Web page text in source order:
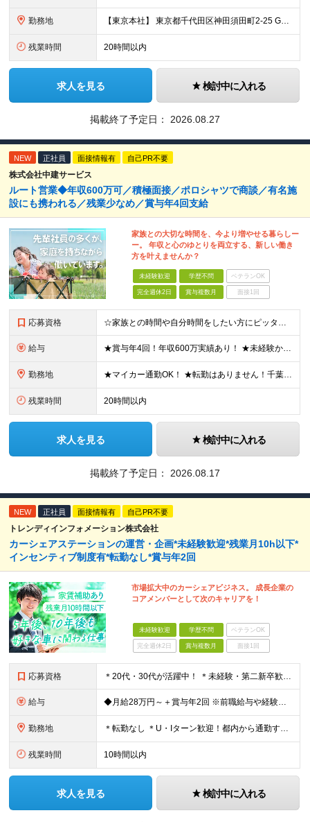
勤務地 【東京本社】 東京都千代田区神田須田町2-25 GYB秋葉原11F ※変更の範囲：上記を除く当社関連勤務地（東京都千代田区及び大阪営業所）
残業時間 20時間以内
求人を見る 検討中に入れる
掲載終了予定日： 2026.08.27
NEW 正社員 面接情報有 自己PR不要
株式会社中建サービス
ルート営業◆年収600万可／積極面接／ポロシャツで商談／有名施
設にも携われる／残業少なめ／賞与年4回支給
家族との大切な時間を、今より増やせる暮らしー
ー。 年収と心のゆとりを両立する、新しい働き
方を叶えませんか？
未経験歓迎 学歴不問 ベテランOK
完全週休2日 賞与複数月 面接1回
応募資格 ☆家族との時間や自分時間をしたい方にピッタリの環境です ◆要普通自動車運転免許（AT限定可） ◆学歴不問 ★こんな方にピッタリです！ ・フットワーク軽く行動できる方 ・人の話に素直に耳を傾けられる方
給与 ★賞与年4回！年収600万実績あり！ ★未経験からでも基本給27万円スタートと、安定した収入を得られる環境です！ 月給27万円～29万円＋各種手当＋賞与年2回（＋業績賞与年2回） ※経験・スキルを考
勤務地 ★マイカー通勤OK！ ★転勤はありません！千葉＆大阪で積極採用中！ 【千葉】千葉県白井市富塚1番 【大阪】大阪府堺市堺区南半町東1丁目1番10号 ※(変更の範囲)上記を除く当社関連勤務地
残業時間 20時間以内
求人を見る 検討中に入れる
掲載終了予定日： 2026.08.17
NEW 正社員 面接情報有 自己PR不要
トレンディインフォメーション株式会社
カーシェアステーションの運営・企画*未経験歓迎*残業月10h以下*
インセンティブ制度有*転勤なし*賞与年2回
市場拡大中のカーシェアビジネス。 成長企業の
コアメンバーとして次のキャリアを！
未経験歓迎 学歴不問 ベテランOK
完全週休2日 賞与複数月 面接1回
応募資格 ＊20代・30代が活躍中！ ＊未経験・第二新卒歓迎 ◆学歴不問 ◆普通自動車免許（AT限定可）をお持ちの方 ◆基本的なPC操作（メール、Excel入力程度）ができる方 ★自ら考え、行動できる方 ★
給与 ◆月給28万円～＋賞与年2回 ※前職給与や経験を最大限考慮し決定します。 ※試用期間3ヶ月あり（給与・待遇に変更なし） ※上記の金額にはみなし残業代（40時間分/62,600円）が含まれています。
勤務地 ＊転勤なし ＊U・Iターン歓迎！都内から通勤する社員も多数在籍しています ◆千葉県浦安市北栄4丁目9−1 ※(変更の範囲)上記を除く当社関連勤務地
残業時間 10時間以内
求人を見る 検討中に入れる